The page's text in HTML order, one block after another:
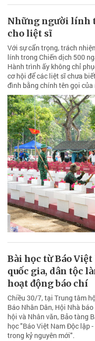
Những người lính
cho liệt sĩ
Với sự cẩn trọng, trách
lính trong Chiến dịch 500
Hành trình ấy không chỉ
cơ hội để các liệt sĩ chưa
đình bằng chính tên gọi của
Bài học từ Báo
quốc gia, dân tộc
hoạt động báo chí
Chiều 30/7, tại Trung tâm
Báo Nhân Dân, Hội Nhà
hội và Nhân văn, Bảo tàng
học "Báo Việt Nam Độc lập
trong kỷ nguyên mới".